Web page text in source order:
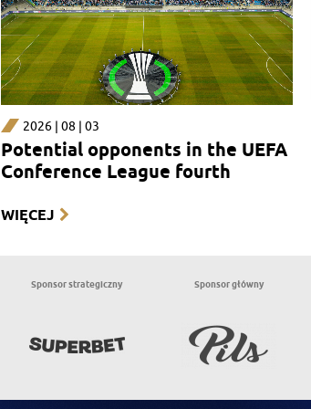
2026 | 08 | 03
Potential opponents in the UEFA
Conference League fourth
WIĘCEJ
Sponsor strategiczny Sponsor główny